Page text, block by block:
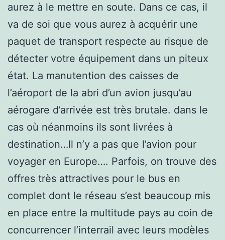
aurez à le mettre en soute. Dans ce cas, il
va de soi que vous aurez à acquérir une
paquet de transport respecte au risque de
détecter votre équipement dans un piteux
état. La manutention des caisses de
l’aéroport de la abri d’un avion jusqu’au
aérogare d’arrivée est très brutale. dans le
cas où néanmoins ils sont livrées à
destination…Il n’y a pas que l’avion pour
voyager en Europe…. Parfois, on trouve des
offres très attractives pour le bus en
complet dont le réseau s’est beaucoup mis
en place entre la multitude pays au coin de
concurrencer l’interrail avec leurs modèles